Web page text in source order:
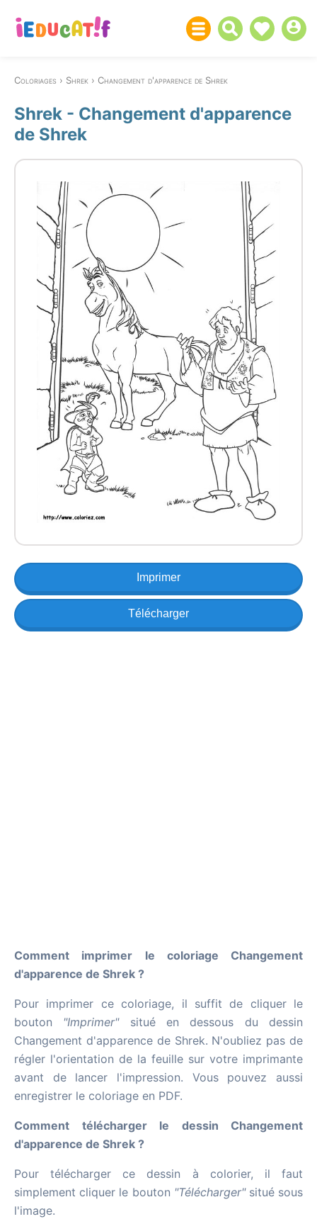
Coloriages Shrek Changement d'apparence de Shrek
Shrek - Changement d'apparence
de Shrek
Imprimer
Télécharger
Comment imprimer le coloriage Changement
d'apparence de Shrek ?
Pour imprimer ce coloriage, il suffit de cliquer le
bouton "Imprimer"situé en dessous du dessin
Changement d'apparence de Shrek. N'oubliez pas de
régler l'orientation de la feuille sur votre imprimante
avant de lancer l'impression. Vous pouvez aussi
enregistrer le coloriage en PDF.
Comment télécharger le dessin Changement
d'apparence de Shrek ?
Pour télécharger ce dessin à colorier, il faut
simplement cliquer le bouton "Télécharger"situé sous
l'image.